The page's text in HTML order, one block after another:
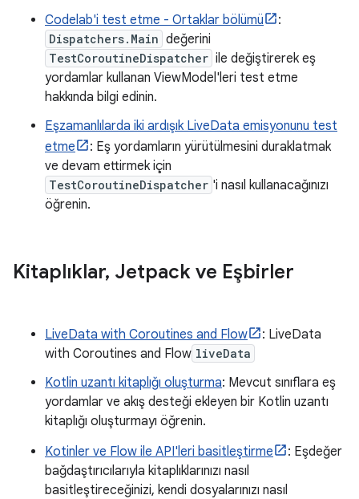
Codelab'i test etme - Ortaklar bölümü :
Dispatchers.Main değerini
TestCoroutineDispatcher ile değiştirerek eş
yordamlar kullanan ViewModel'leri test etme
hakkında bilgi edinin.
Eşzamanlılarda iki ardışık LiveData emisyonunu test
etme
: Eş yordamların yürütülmesini duraklatmak
ve devam ettirmek için
TestCoroutineDispatcher 'i nasıl kullanacağınızı
öğrenin.
Kitaplıklar, Jetpack ve Eşbirler
LiveData with Coroutines and Flow
: LiveData
with Coroutines and Flow liveData
Kotlin uzantı kitaplığı oluşturma: Mevcut sınıflara eş
yordamlar ve akış desteği ekleyen bir Kotlin uzantı
kitaplığı oluşturmayı öğrenin.
Kotinler ve Flow ile API'leri basitleştirme
: Eşdeğer
bağdaştırıcılarıyla kitaplıklarınızı nasıl
basitleştireceğinizi, kendi dosyalarınızı nasıl